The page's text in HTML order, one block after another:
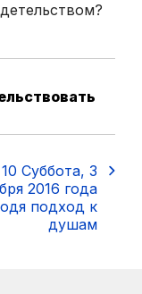
Суббота, 3
2016 года
подход к
душам